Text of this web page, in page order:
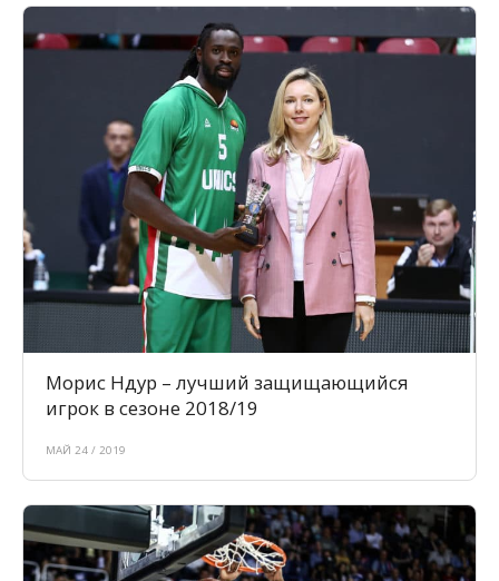
Морис Ндур – лучший защищающийся
игрок в сезоне 2018/19
МАЙ 24 / 2019